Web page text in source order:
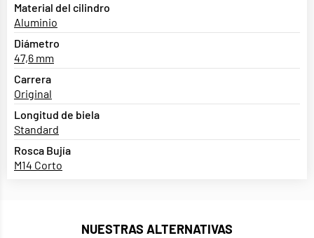
Material del cilindro
Aluminio
Diámetro
47,6 mm
Carrera
Original
Longitud de biela
Standard
Rosca Bujía
M14 Corto
NUESTRAS ALTERNATIVAS